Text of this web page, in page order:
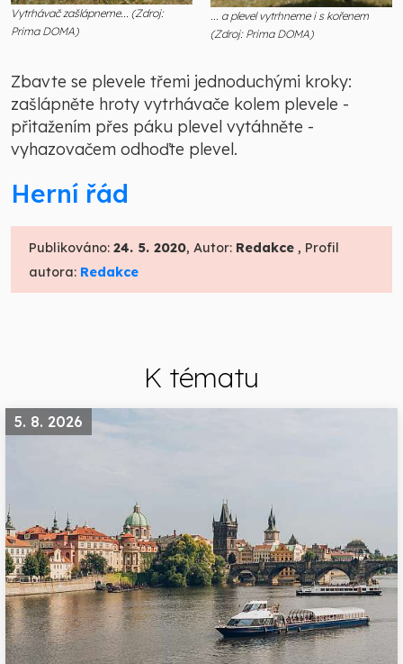
Vytrhávač zašlápneme... (Zdroj:
Prima DOMA)
... a plevel vytrhneme i s kořenem
(Zdroj: Prima DOMA)
Zbavte se plevele třemi jednoduchými kroky:
zašlápněte hroty vytrhávače kolem plevele -
přitažením přes páku plevel vytáhněte -
vyhazovačem odhoďte plevel.
Herní řád
Publikováno: 24. 5. 2020, Autor: Redakce , Profil
autora: Redakce
K tématu
5. 8. 2026